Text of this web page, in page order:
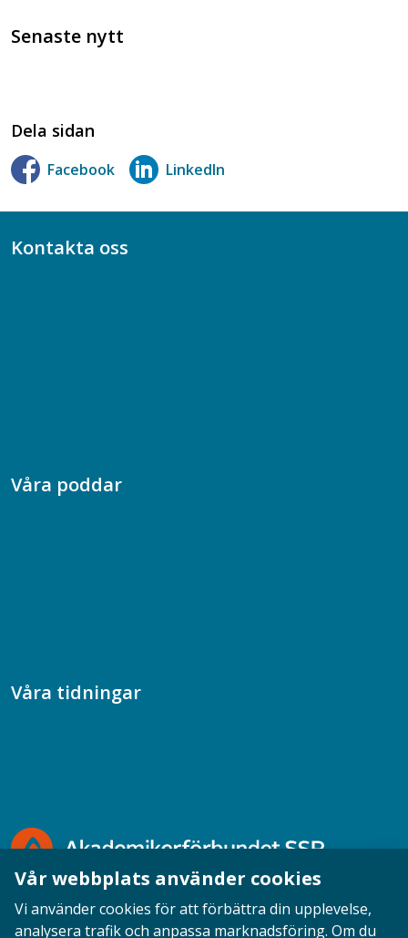
Senaste nytt
Dela sidan
Facebook LinkedIn
Kontakta oss
Våra poddar
Våra tidningar
Vår webbplats använder cookies
Vi använder cookies för att förbättra din upplevelse,
analysera trafik och anpassa marknadsföring. Om du